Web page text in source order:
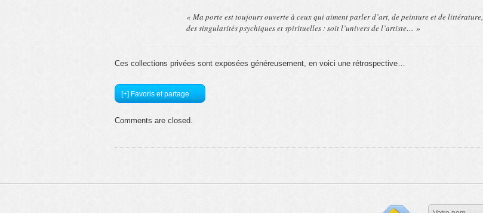
« Ma porte est toujours ouverte à ceux qui aiment parler d’art, de peinture et de littérature,
des singularités psychiques et spirituelles : soit l’univers de l’artiste… »
Ces collections privées sont exposées généreusement, en voici une rétrospective…
[+] Favoris et partage
Comments are closed.